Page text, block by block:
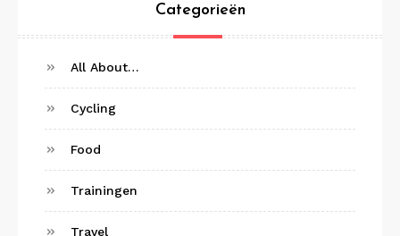
Categorieën
All About…
Cycling
Food
Trainingen
Travel